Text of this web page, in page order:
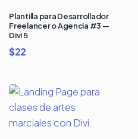
Plantilla para Desarrollador
Freelancer o Agencia #3 —
Divi 5
$22